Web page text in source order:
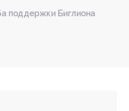
поддержки Биглиона